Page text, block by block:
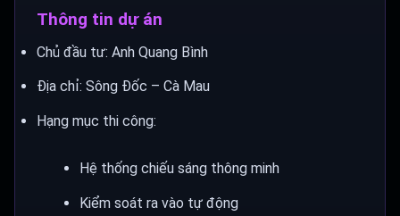
Thông tin dự án
Chủ đầu tư: Anh Quang Bình
Địa chỉ: Sông Đốc – Cà Mau
Hạng mục thi công:
Hệ thống chiếu sáng thông minh
Kiểm soát ra vào tự động